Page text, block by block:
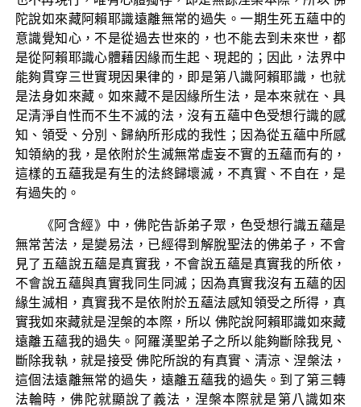
陀說如來藏阿賴耶識遠離無常的過失。一期生死五蘊中的
意識覺知心，不是從過去世來的，也不能去到未來世，都
是從阿賴耶識心體藉因緣而生起、現起的；因此，法界中
能夠貫穿三世實現因果律的，即是第八識阿賴耶識，也就
是法身如來藏。如來藏不是因緣所生法，是本來就在、具
足清淨自性而不生不滅的法，沒有五蘊中色受想行識的感
知、領受、分別、歸納所形成的我性；因為從五蘊中所感
知領納的我，是依附於生滅無常虛妄不實的五蘊而有的，
這樣的五蘊我是有生的法終歸壞滅，不真實、不自在，是
有過失的。
《阿含經》中，佛陀告訴弟子眾，色受想行識五蘊是
無常苦法，是變易法，已經得到解脫聖法的佛弟子，不會
見了五蘊說五蘊是真實我，不會說五蘊是真實我的所依，
不會說五蘊與真實我同生同滅；因為真實我沒有五蘊的因
緣生滅相，真實我不是依附於五蘊法感知領受之所得，真
實我如來藏就是涅槃的本際，所以 佛陀說阿賴耶識如來藏
遠離五蘊我的過失。阿羅漢聖弟子之所以能夠斷除我見、
斷除我執，就是接受 佛陀所說的有真實、清涼、涅槃法，
這個法遠離無常的過失，遠離五蘊我的過失。到了第三轉
法輪時，佛陀就顯說了義法，涅槃本際就是第八識如來